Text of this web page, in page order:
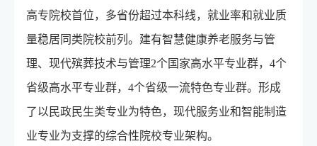
高专院校首位，多省份超过本科线，就业率和就业质
量稳居同类院校前列。建有智慧健康养老服务与管
理、现代殡葬技术与管理2个国家高水平专业群，4个
省级高水平专业群，4个省级一流特色专业群。形成
了以民政民生类专业为特色，现代服务业和智能制造
业专业为支撑的综合性院校专业架构。